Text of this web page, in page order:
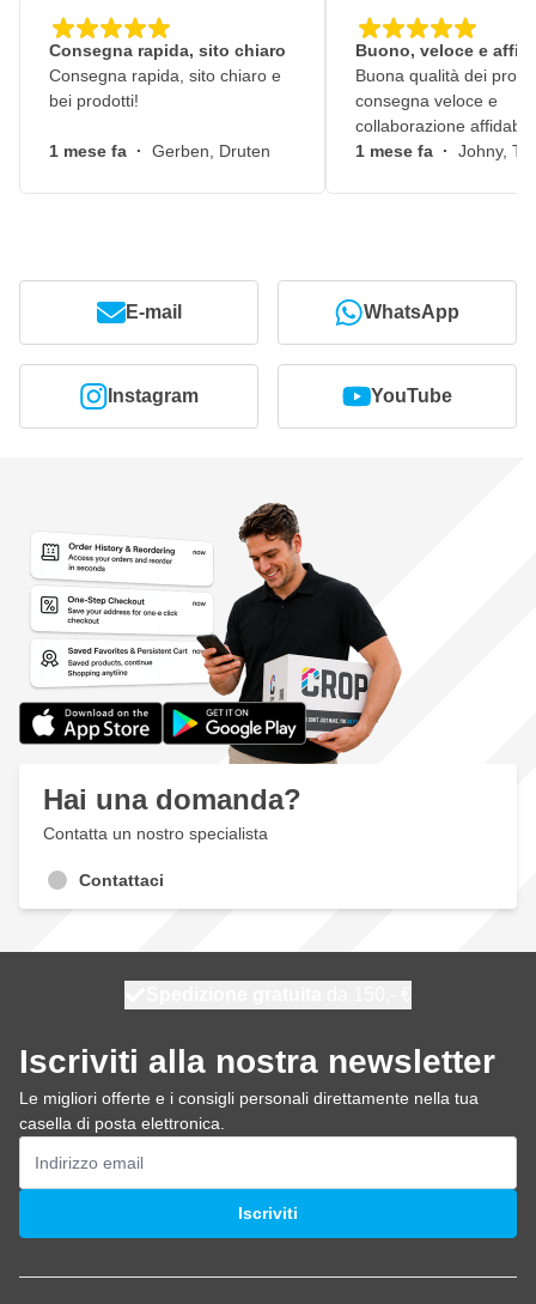
Consegna rapida, sito chiaro
Consegna rapida, sito chiaro e
bei prodotti!
1 mese fa · Gerben, Druten
Buono, veloce e
Buona qualità dei
consegna veloce e
collaborazione
1 mese fa · Johny,
E-mail WhatsApp
Instagram YouTube
Hai una domanda?
Contatta un nostro specialista
Contattaci
Iscriviti alla nostra newsletter
Le migliori offerte e i consigli personali direttamente nella tua
casella di posta elettronica.
Indirizzo email
Iscriviti